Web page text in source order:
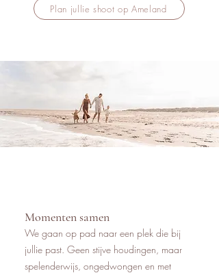
Plan jullie shoot op Ameland
We gaan op pad naar een plek die bij
jullie past. Geen stijve houdingen, maar
spelenderwijs, ongedwongen en met
Momenten samen